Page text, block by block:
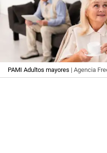
PAMI Adultos mayores | Agencia